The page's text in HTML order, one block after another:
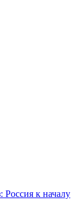
Россия к началу